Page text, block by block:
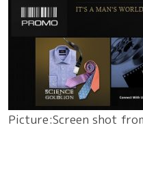
Picture:Screen shot